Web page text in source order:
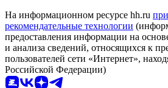
На информационном ресурсе hh.ru
рекомендательные технологии
предоставления информации на
и анализа сведений, относящихся к
пользователей сети «Интернет»,
Российской Федерации)